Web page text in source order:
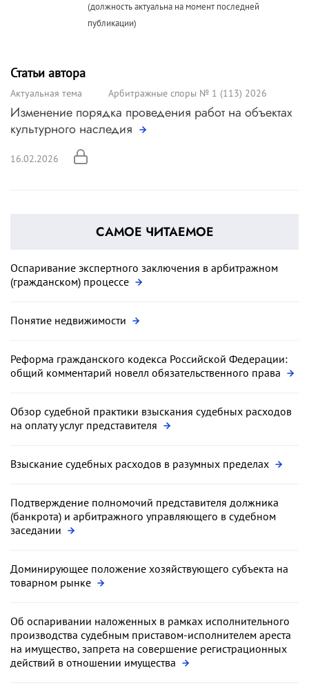
(должность актуальна на момент последней
публикации)
Статьи автора
Актуальная тема Арбитражные споры № 1 (113) 2026
Изменение порядка проведения работ на объектах
культурного наследия
16.02.2026
САМОЕ ЧИТАЕМОЕ
Оспаривание экспертного заключения в арбитражном
(гражданском) процессе
Понятие недвижимости
Реформа гражданского кодекса Российской Федерации:
общий комментарий новелл обязательственного права
Обзор судебной практики взыскания судебных расходов
на оплату услуг представителя
Взыскание судебных расходов в разумных пределах
Подтверждение полномочий представителя должника
(банкрота) и арбитражного управляющего в судебном
заседании
Доминирующее положение хозяйствующего субъекта на
товарном рынке
Об оспаривании наложенных в рамках исполнительного
производства судебным приставом-исполнителем ареста
на имущество, запрета на совершение регистрационных
действий в отношении имущества